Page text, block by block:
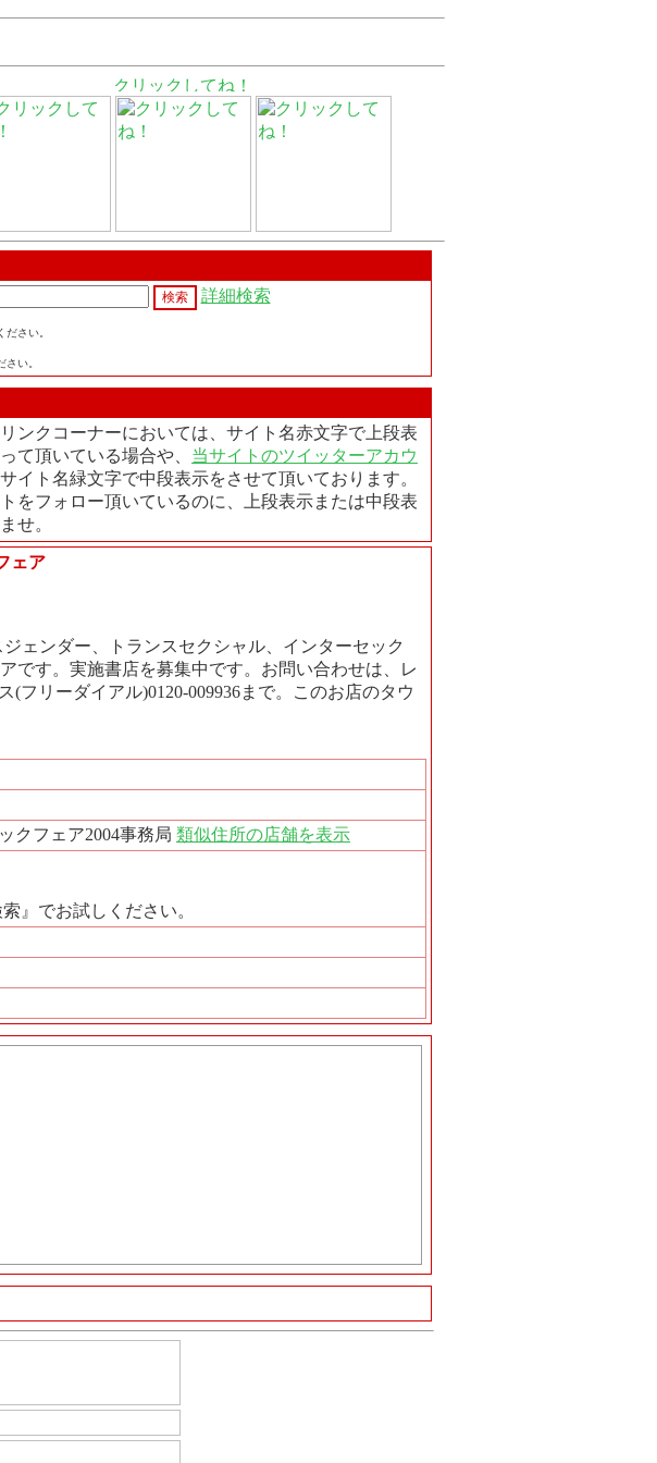
詳細検索
さい。
い。
ンクコーナーにおいては、サイト名赤文字で上段表
て頂いている場合や、 当サイトのツイッターアカウ
イト名緑文字で中段表示をさせて頂いております。
をフォロー頂いているのに、上段表示または中段表
せ。
ェア
ェンダー、トランスセクシャル、インターセック
です。実施書店を募集中です。お問い合わせは、レ
フリーダイアル)0120-009936まで。このお店のタウ
クフェア2004事務局 類似住所の店舗を表示
』でお試しください。